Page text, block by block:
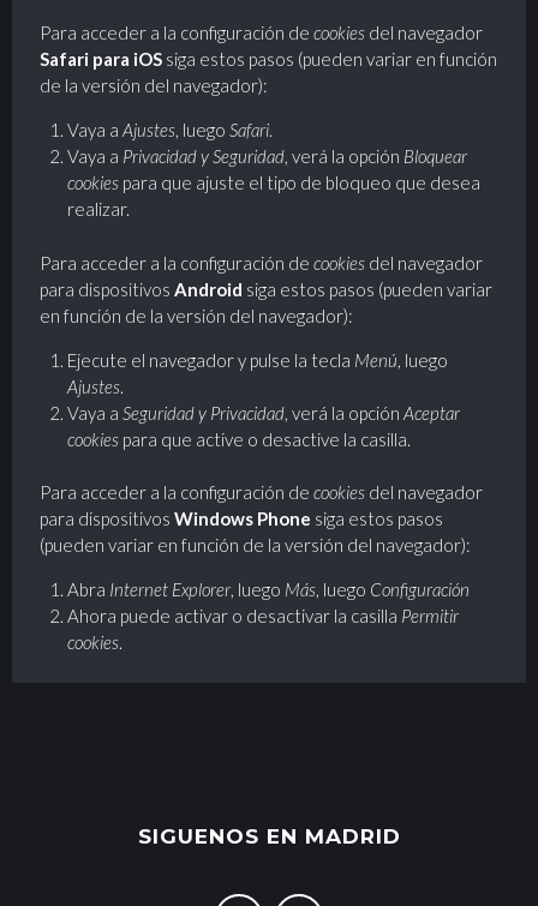
Para acceder a la configuración de cookies del navegador
Safari para iOS siga estos pasos (pueden variar en función
de la versión del navegador):
Vaya a Ajustes, luego Safari.
Vaya a Privacidad y Seguridad, verá la opción Bloquear
cookiespara que ajuste el tipo de bloqueo que desea
realizar.
Para acceder a la configuración de cookies del navegador
para dispositivos Android siga estos pasos (pueden variar
en función de la versión del navegador):
Ejecute el navegador y pulse la tecla Menú , luego
Ajustes.
Vaya a Seguridad y Privacidad, verá la opción Aceptar
cookiespara que active o desactive la casilla.
Para acceder a la configuración de cookies del navegador
para dispositivos Windows Phone siga estos pasos
(pueden variar en función de la versión del navegador):
Abra Internet Explorer, luego Más, luego Configuración
Ahora puede activar o desactivar la casilla Permitir
cookies.
SIGUENOS EN MADRID